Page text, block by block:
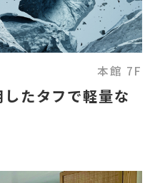
本館 7F
たタフで軽量な